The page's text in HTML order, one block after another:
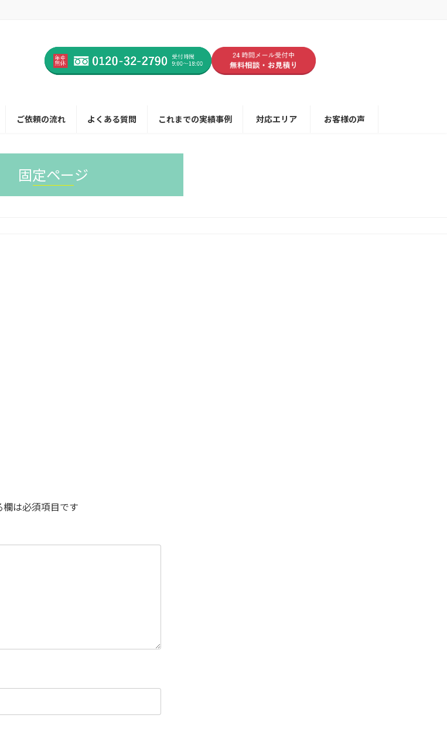
ご依頼の流れ よくある質問 これまでの実績事例 対応エリア お客様の声
固定ページ
欄は必須項目です